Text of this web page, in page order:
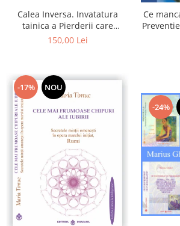
Calea Inversa. Invatatura
tainica a Pierderii care
vindeca sufletul - Cum
150,00 Lei
Ce
in bolile
-17% NOU
-24%